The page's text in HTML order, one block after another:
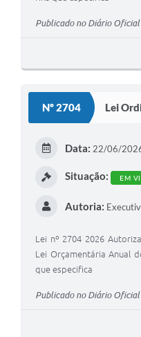
Publicado no Diário
Nº 2704 Lei
Data: 22/06/
Situação: EM
Autoria:
Lei nº 2704 2026
Lei Orçamentária Anual
que especifica
Publicado no Diário